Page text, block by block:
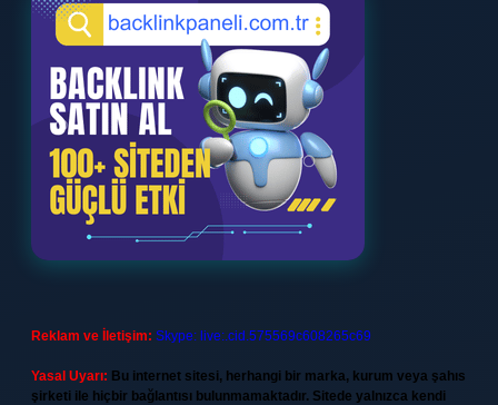
Reklam ve İletişim: Skype: live:.cid.575569c608265c69
Yasal Uyarı: Bu internet sitesi, herhangi bir marka, kurum veya şahıs
şirketi ile hiçbir bağlantısı bulunmamaktadır. Sitede yalnızca kendi